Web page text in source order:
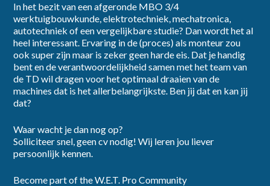
In het bezit van een afgeronde MBO 3/4
werktuigbouwkunde, elektrotechniek, mechatronica,
autotechniek of een vergelijkbare studie? Dan wordt het al
heel interessant. Ervaring in de (proces) als monteur zou
ook super zijn maar is zeker geen harde eis. Dat je handig
bent en de verantwoordelijkheid samen met het team van
de TD wil dragen voor het optimaal draaien van de
machines dat is het allerbelangrijkste. Ben jij dat en kan jij
dat?
Waar wacht je dan nog op?
Solliciteer snel, geen cv nodig! Wij leren jou liever
persoonlijk kennen.
Become part of the W.E.T. Pro Community